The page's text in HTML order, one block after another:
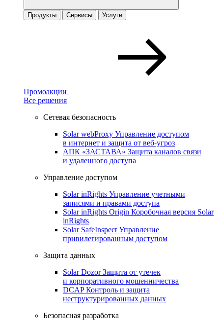
Продукты Сервисы Услуги
Промоакции
Все решения
Сетевая безопасность
Solar webProxy Управление доступом
в интернет и защита от веб-угроз
АПК «ЗАСТАВА» Защита каналов связи
и удаленного доступа
Управление доступом
Solar inRights Управление учетными
записями и правами доступа
Solar inRights Origin Коробочная версия Solar
inRights
Solar SafeInspect Управление
привилегированным доступом
Защита данных
Solar DozorЗащита от утечек
и корпоративного мошенничества
DCAPКонтроль и защита
неструктурированных данных
Безопасная разработка